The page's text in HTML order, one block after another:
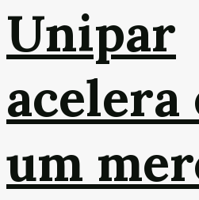
Unipar
acelera
um